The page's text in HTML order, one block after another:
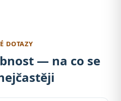
DOTAZY
— na co se